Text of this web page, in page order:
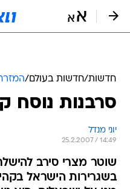
חדשות/חדשות בעולם/המזרח
סרבנות נוסח
יוני מנדל
25.2.2007 / 14:49
שוטר מצרי סירב
בשגרירות הישראל